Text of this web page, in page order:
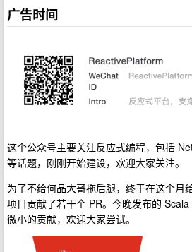
广告时间
这个公众号主要关注反应式编程，包括
等话题，刚刚开始建设，欢迎大家关注。
为了不给何品大哥拖后腿，终于在这个月
项目贡献了若干个 PR。今晚发布的
微小的贡献，欢迎大家尝试。